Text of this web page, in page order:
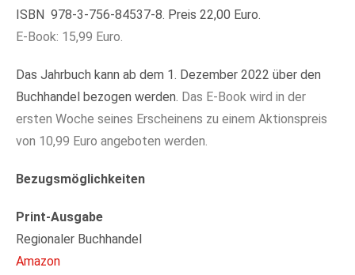
ISBN 978-3-756-84537-8. Preis 22,00 Euro.
E-Book: 15,99 Euro.
Das Jahrbuch kann ab dem 1. Dezember 2022 über den
Buchhandel bezogen werden. Das E-Book wird in der
ersten Woche seines Erscheinens zu einem Aktionspreis
von 10,99 Euro angeboten werden.
Bezugsmöglichkeiten
Print-Ausgabe
Regionaler Buchhandel
Amazon